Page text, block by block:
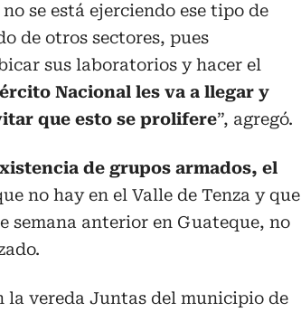
se está ejerciendo ese tipo de
de otros sectores, pues
sus laboratorios y hacer el
Nacional les va a llegar y
que esto se prolifere”, agregó.
de grupos armados, el
no hay en el Valle de Tenza y que
semana anterior en Guateque, no
la vereda Juntas del municipio de